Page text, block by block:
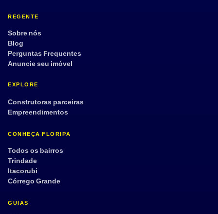
REGENTE
Sobre nós
Blog
Perguntas Frequentes
Anuncie seu imóvel
EXPLORE
Construtoras parceiras
Empreendimentos
CONHEÇA FLORIPA
Todos os bairros
Trindade
Itacorubi
Córrego Grande
GUIAS